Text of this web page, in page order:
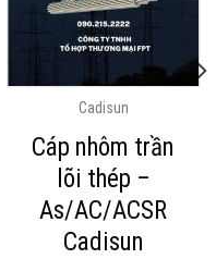
Cadisun
Cáp nhôm trần
lõi thép –
As/AC/ACSR
Cadisun